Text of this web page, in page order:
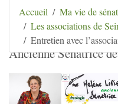
Aller au contenu Aller au
secondaire
Aller à la
Hélène
Ancienne Sénatrice
Accueil Ma vie de
Les associations de
Entretien avec